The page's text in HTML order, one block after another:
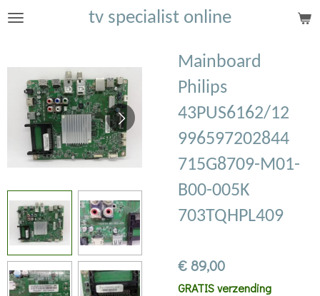
Ga
hoofdinhoud
tv specialist online
Mainboard
Philips
43PUS6162/12
996597202844
715G8709-M01-
B00-005K
703TQHPL409
€ 89,00
GRATIS verzending